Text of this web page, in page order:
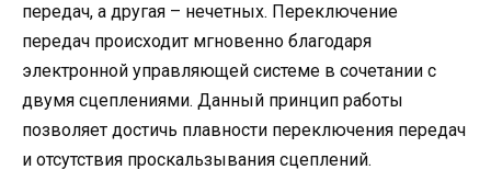
передач, а другая – нечетных. Переключение
передач происходит мгновенно благодаря
электронной управляющей системе в сочетании с
двумя сцеплениями. Данный принцип работы
позволяет достичь плавности переключения передач
и отсутствия проскальзывания сцеплений.